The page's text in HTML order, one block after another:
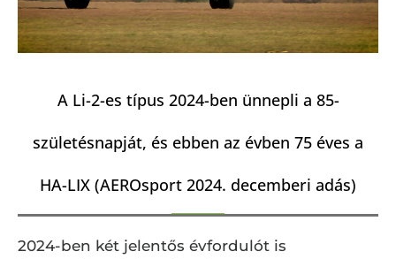
A Li-2-es típus 2024-ben ünnepli a 85-
születésnapját, és ebben az évben 75 éves a
HA-LIX (AEROsport 2024. decemberi adás)
2024-ben két jelentős évfordulót is